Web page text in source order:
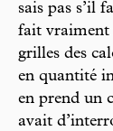
sais pas s’il
fait vraiment
grilles des
en quantité
en prend un
avait